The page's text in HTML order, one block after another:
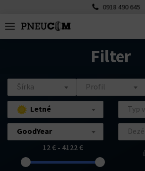
0918 490 645
Filter
Šírka Profil
Letné Typ
GoodYear
12 € - 4122 €